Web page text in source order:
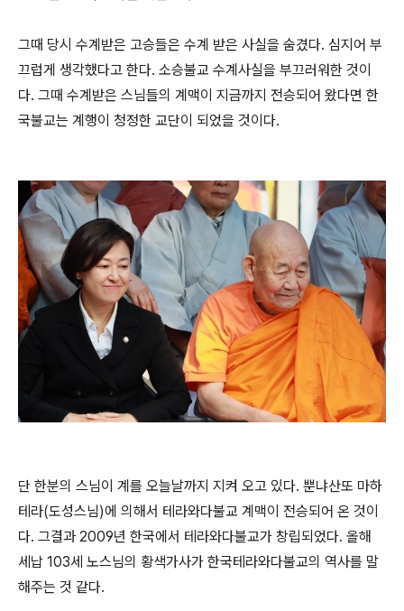
그때 당시 수계받은 고승들은 수계 받은 사실을 숨겼다. 심지어 부
끄럽게 생각했다고 한다. 소승불교 수계사실을 부끄러워한 것이
다. 그때 수계받은 스님들의 계맥이 지금까지 전승되어 왔다면 한
국불교는 계행이 청정한 교단이 되었을 것이다.
단 한분의 스님이 계를 오늘날까지 지켜 오고 있다. 뿐냐산또 마하
테라(도성스님)에 의해서 테라와다불교 계맥이 전승되어 온 것이
다. 그결과 2009년 한국에서 테라와다불교가 창립되었다. 올해
세납 103세 노스님의 황색가사가 한국테라와다불교의 역사를 말
해주는 것 같다.